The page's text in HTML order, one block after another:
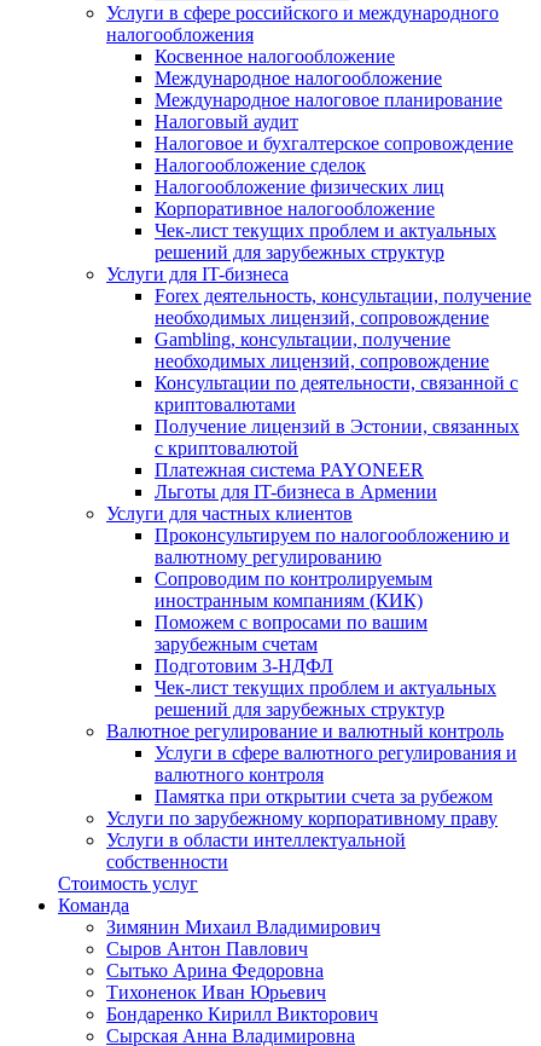
Услуги в сфере российского и международного
налогообложения
Косвенное налогообложение
Международное налогообложение
Международное налоговое планирование
Налоговый аудит
Налоговое и бухгалтерское сопровождение
Налогообложение сделок
Налогообложение физических лиц
Корпоративное налогообложение
Чек-лист текущих проблем и актуальных
решений для зарубежных структур
Услуги для IT-бизнеса
Forex деятельность, консультации, получение
необходимых лицензий, сопровождение
Gambling, консультации, получение
необходимых лицензий, сопровождение
Консультации по деятельности, связанной с
криптовалютами
Получение лицензий в Эстонии, связанных
с криптовалютой
Платежная система PAYONEER
Льготы для IT-бизнеса в Армении
Услуги для частных клиентов
Проконсультируем по налогообложению и
валютному регулированию
Сопроводим по контролируемым
иностранным компаниям (КИК)
Поможем с вопросами по вашим
зарубежным счетам
Подготовим 3-НДФЛ
Чек-лист текущих проблем и актуальных
решений для зарубежных структур
Валютное регулирование и валютный контроль
Услуги в сфере валютного регулирования и
валютного контроля
Памятка при открытии счета за рубежом
Услуги по зарубежному корпоративному праву
Услуги в области интеллектуальной
собственности
Стоимость услуг
Команда
Зимянин Михаил Владимирович
Сыров Антон Павлович
Сытько Арина Федоровна
Тихоненок Иван Юрьевич
Бондаренко Кирилл Викторович
Сырская Анна Владимировна